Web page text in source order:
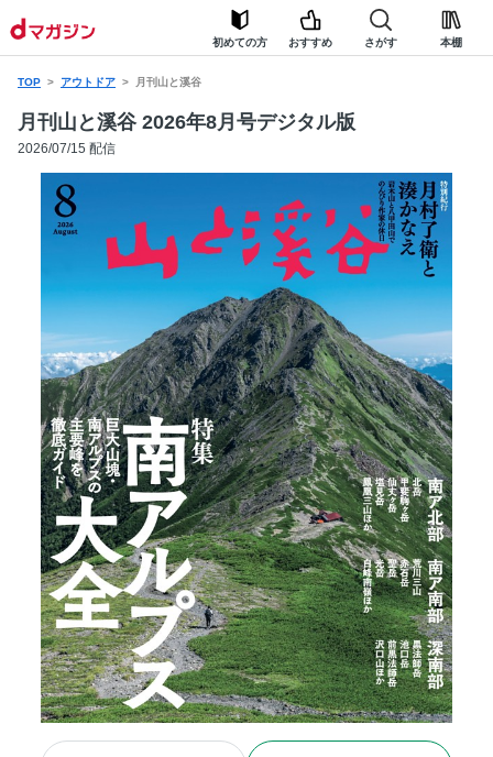
初めての方 おすすめ さがす 本棚
TOP アウトドア 月刊山と溪谷
月刊山と溪谷 2026年8月号デジタル版
2026/07/15 配信